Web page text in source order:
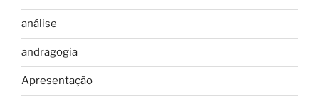
análise
andragogia
Apresentação